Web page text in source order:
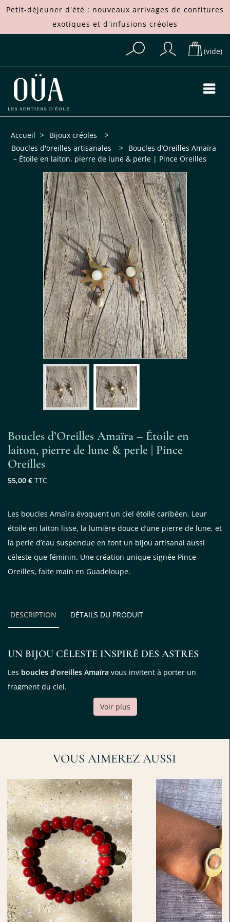
Petit-déjeuner d'été : nouveaux arrivages de confitures
exotiques et d'infusions créoles
(vide)
Accueil > Bijoux créoles
>
Boucles d'oreilles artisanales
> Boucles d’Oreilles Amaïra
– Étoile en laiton, pierre de lune & perle | Pince Oreilles
Boucles d’Oreilles Amaïra – Étoile en
laiton, pierre de lune & perle | Pince
Oreilles
55,00 € TTC
Les boucles Amaïra évoquent un ciel étoilé caribéen. Leur
étoile en laiton lisse, la lumière douce d’une pierre de lune, et
la perle d’eau suspendue en font un bijou artisanal aussi
céleste que féminin. Une création unique signée Pince
Oreilles, faite main en Guadeloupe.
DESCRIPTION DÉTAILS DU PRODUIT
UN BIJOU CÉLESTE INSPIRÉ DES ASTRES
Les boucles d’oreilles Amaïra vous invitent à porter un
fragment du ciel.
Inspirées de la symbolique cosmique, elles allient le
raffinement d’un design épuré à la profondeur poétique des
révèle des courbes volontairement imparfaites, comme un
hommage au geste artisanal. En son centre, unepierre de
luneronde, sertie avec soin, capte la lumière selon les
mouvements du corps. Suspendue sous l’étoile, unegoutte
de perle d’eauajoute une touche précieuse et fluide.
PIERRE DE LUNE ET PERLE : UNE ALLIANCE
MYSTIQUE
Associée à la féminité, à l’intuition et au cycle lunaire,
lapierre de luneest une pierre fine très appréciée pour son
éclat doux et changeant. Elle renforce l’aspect spirituel et
symbolique du bijou.
Voir plus
VOUS AIMEREZ AUSSI